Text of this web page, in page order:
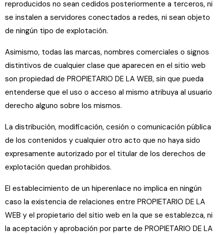
reproducidos no sean cedidos posteriormente a terceros, ni
se instalen a servidores conectados a redes, ni sean objeto
de ningún tipo de explotación.
Asimismo, todas las marcas, nombres comerciales o signos
distintivos de cualquier clase que aparecen en el sitio web
son propiedad de PROPIETARIO DE LA WEB, sin que pueda
entenderse que el uso o acceso al mismo atribuya al usuario
derecho alguno sobre los mismos.
La distribución, modificación, cesión o comunicación pública
de los contenidos y cualquier otro acto que no haya sido
expresamente autorizado por el titular de los derechos de
explotación quedan prohibidos.
El establecimiento de un hiperenlace no implica en ningún
caso la existencia de relaciones entre PROPIETARIO DE LA
WEB y el propietario del sitio web en la que se establezca, ni
la aceptación y aprobación por parte de PROPIETARIO DE LA